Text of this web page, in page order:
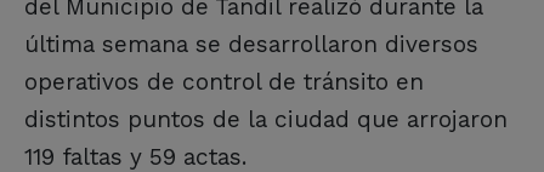
del Municipio de Tandil realizó durante la
última semana se desarrollaron diversos
operativos de control de tránsito en
distintos puntos de la ciudad que arrojaron
119 faltas y 59 actas.